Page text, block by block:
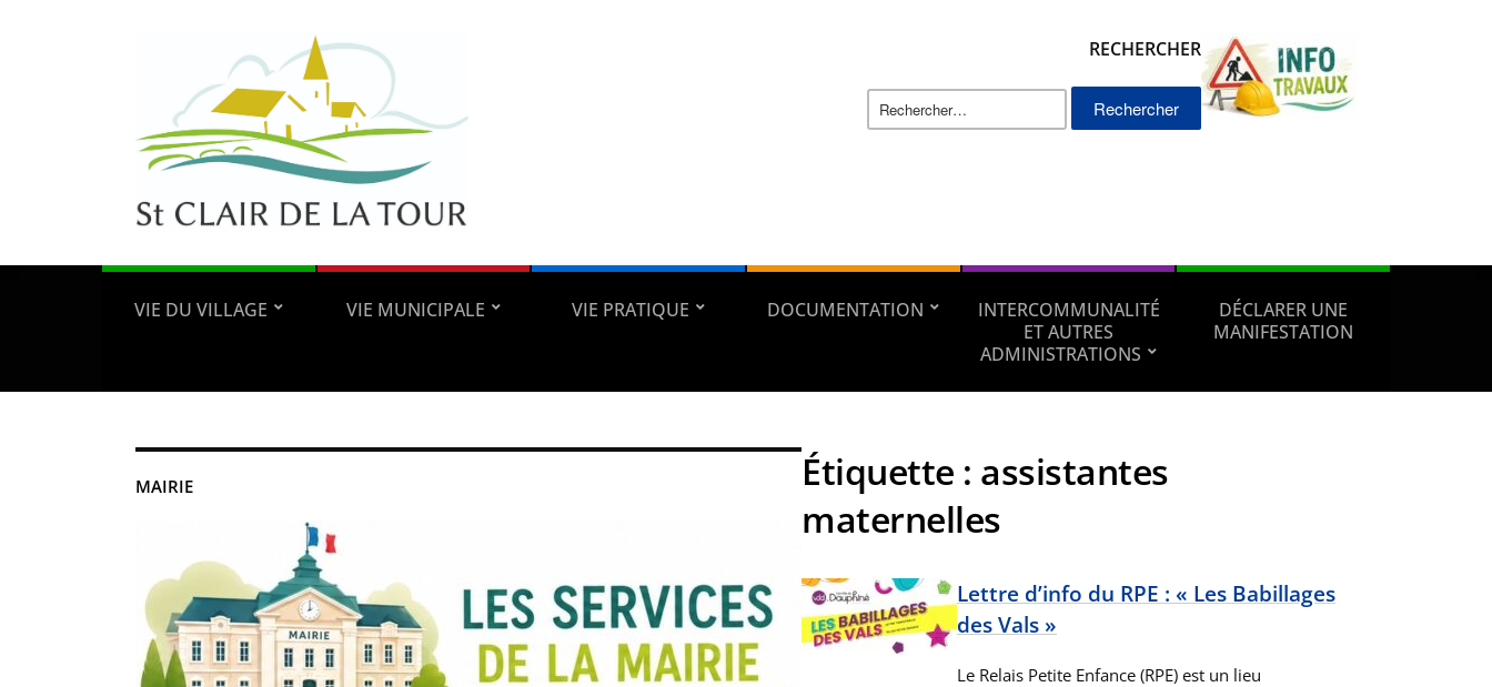
RECHERCHER
Rechercher :
VIE DU VILLAGE VIE MUNICIPALE VIE PRATIQUE DOCUMENTATION
INTERCOMMUNALITÉ
ET AUTRES
ADMINISTRATIONS
DÉCLARER UNE
MANIFESTATION
MAIRIE Étiquette : assistantes
maternelles
Lettre d’info du RPE : « Les Babillages
des Vals »
Le Relais Petite Enfance (RPE) est un lieu